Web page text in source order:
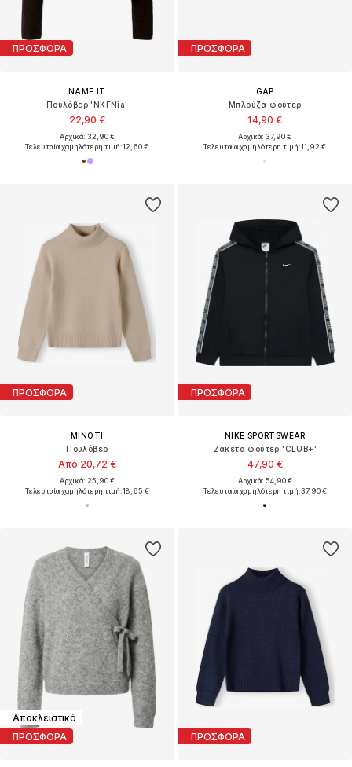
ΠΡΟΣΦΟΡΑ
NAME IT
Πουλόβερ 'NKFNia'
22,90 €
Αρχικά: 32,90 €
Τελευταία χαμηλότερη τιμή:12,60 €
ΠΡΟΣΦΟΡΑ
GAP
Μπλούζα φούτερ
14,90 €
Αρχικά: 37,90 €
Τελευταία χαμηλότερη τιμή:11,92 €
ΠΡΟΣΦΟΡΑ
MINOTI
Πουλόβερ
Από 20,72 €
Αρχικά: 25,90 €
Τελευταία χαμηλότερη τιμή:18,65 €
ΠΡΟΣΦΟΡΑ
NIKE SPORTSWEAR
Ζακέτα φούτερ 'CLUB+'
47,90 €
Αρχικά: 54,90 €
Τελευταία χαμηλότερη τιμή:37,90 €
Αποκλειστικό
ΠΡΟΣΦΟΡΑ
ΠΡΟΣΦΟΡΑ